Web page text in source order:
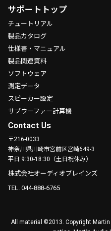
サポートトップ
チュートリアル
製品カタログ
仕様書・マニュアル
製品関連資料
ソフトウェア
測定データ
スピーカー設定
サブウーファー計算機
Contact Us
〒216-0033
神奈川県川崎市宮前区宮崎649-3
平日 9:30-18:30（土日祝休み）
株式会社オーディオブレインズ
TEL. 044-888-6765
All material ©2013. Copyright